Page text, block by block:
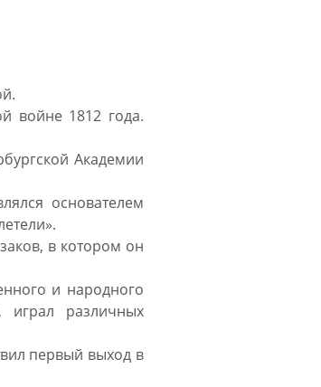
войне 1812 года.
Академии
основателем
в котором он
и народного
играл различных
первый выход в